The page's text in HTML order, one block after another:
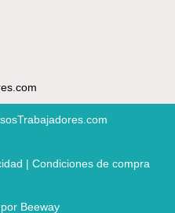
| Condiciones de compra
por Beeway